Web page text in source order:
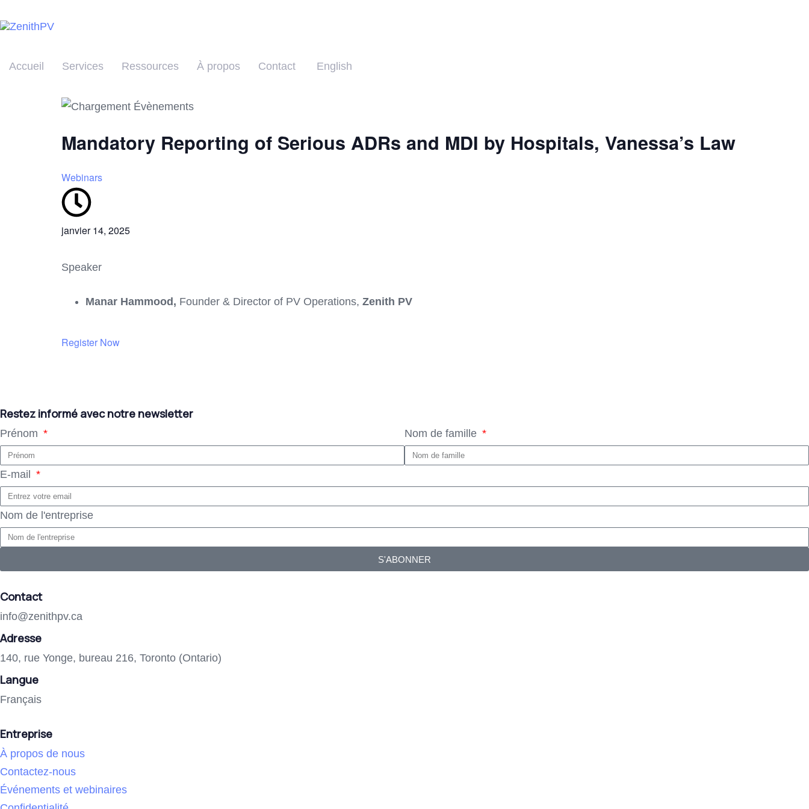
Accueil Services Ressources À propos Contact English
Mandatory Reporting of Serious ADRs and MDI by Hospitals, Vanessa’s Law
Webinars
janvier 14, 2025
Speaker
Manar Hammood, Founder & Director of PV Operations, Zenith PV
Register Now
Restez informé avec notre newsletter
Prénom Nom de famille
E-mail
Nom de l'entreprise
S'ABONNER
Contact
info@zenithpv.ca
Adresse
140, rue Yonge, bureau 216, Toronto (Ontario)
Langue
Français
Entreprise
À propos de nous
Contactez-nous
Événements et webinaires